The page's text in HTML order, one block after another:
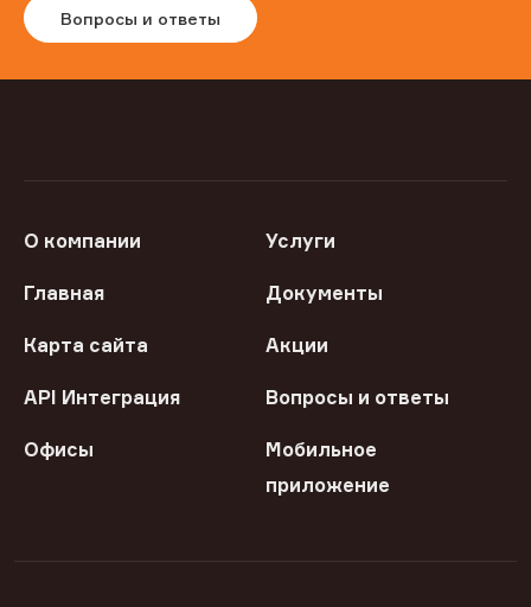
Вопросы и ответы
О компании Услуги
Главная Документы
Карта сайта Акции
API Интеграция Вопросы и ответы
Офисы
Мобильное
приложение